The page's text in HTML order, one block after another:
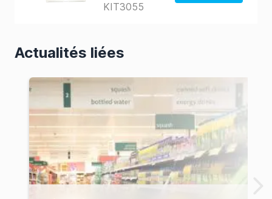
KIT3055
Actualités liées